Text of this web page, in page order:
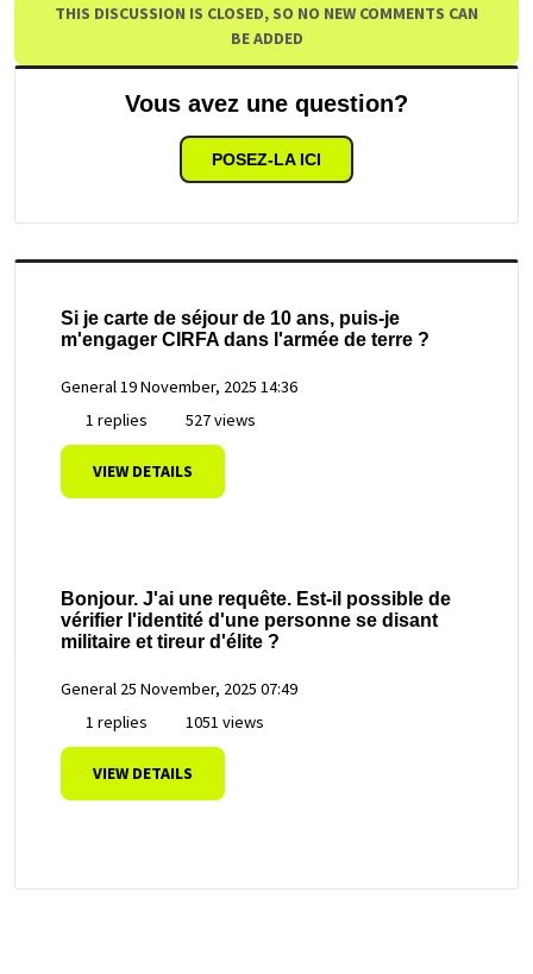
THIS DISCUSSION IS CLOSED, SO NO NEW COMMENTS CAN
BE ADDED
Vous avez une question?
POSEZ-LA ICI
Si je carte de séjour de 10 ans, puis-je
m'engager CIRFA dans l'armée de terre ?
General19 November, 2025 14:36
1 replies
527 views
VIEW DETAILS
Bonjour. J'ai une requête. Est-il possible de
vérifier l'identité d'une personne se disant
militaire et tireur d'élite ?
General 25 November, 2025 07:49
1 replies
1051 views
VIEW DETAILS